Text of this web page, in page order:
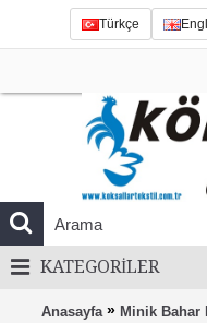
Türkçe
KATEGORILER
Anasayfa » Minik Bahar